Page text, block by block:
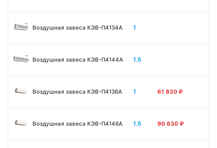
Воздушная завеса КЭВ-П4134A 1
Воздушная завеса КЭВ-П4144A 1.5
Воздушная завеса КЭВ-П4136A 1 61 830 ₽
Воздушная завеса КЭВ-П4146A 1.5 90 630 ₽